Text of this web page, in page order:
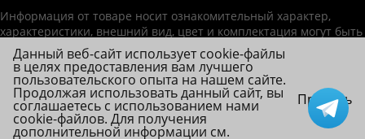
Информация от товаре носит ознакомительный характер,
характеристики, внешний вид, цвет и комплектация могут быть
изменены производителем без уведомления.
ИП Фролова А. В., ОГРНИП 314784720200492
© 2026 Steel-Gun (Стил Ган) - оптовый интернет-магазин ножей, пневматики,
товаров для страйкбола и туризма.
Данный веб-сайт использует cookie-файлы
в целях предоставления вам лучшего
пользовательского опыта на нашем сайте.
Продолжая использовать данный сайт, вы
соглашаетесь с использованием нами
cookie-файлов. Для получения
дополнительной информации см.
Принять